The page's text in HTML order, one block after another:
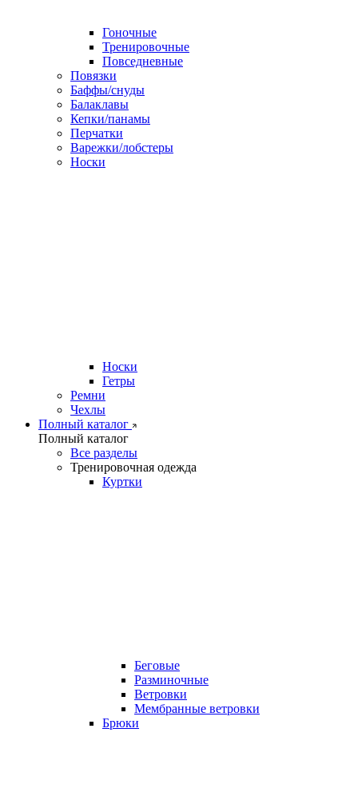
Гоночные
Тренировочные
Повседневные
Повязки
Баффы/снуды
Балаклавы
Кепки/панамы
Перчатки
Варежки/лобстеры
Носки
Носки
Гетры
Ремни
Чехлы
Полный каталог
Полный каталог
Все разделы
Тренировочная одежда
Куртки
Беговые
Разминочные
Ветровки
Мембранные ветровки
Брюки